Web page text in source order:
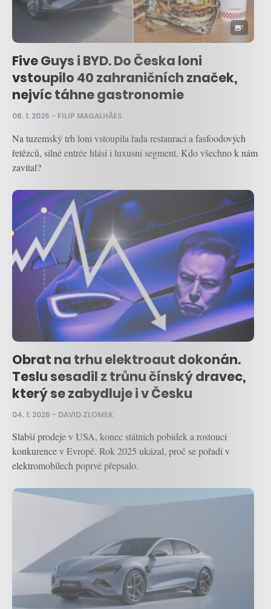
7
Five Guys i BYD. Do Česka loni
vstoupilo 40 zahraničních značek,
nejvíc táhne gastronomie
08. 1. 2026 – FILIP MAGALHÃES
Na tuzemský trh loni vstoupila řada restaurací a fasfoodových
řetězců, silné entrée hlásí i luxusní segment. Kdo všechno k nám
zavítal?
Obrat na trhu elektroaut dokonán.
Teslu sesadil z trůnu čínský dravec,
který se zabydluje i v Česku
04. 1. 2026 – DAVID ZLOMEK
Slabší prodeje v USA, konec státních pobídek a rostoucí
konkurence v Evropě. Rok 2025 ukázal, proč se pořadí v
elektromobilech poprvé přepsalo.